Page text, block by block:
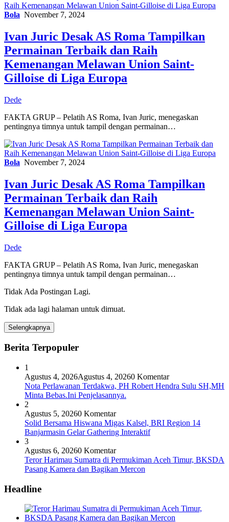
Bola November 7, 2024
Ivan Juric Desak AS Roma Tampilkan
Permainan Terbaik dan Raih
Kemenangan Melawan Union Saint-
Gilloise di Liga Europa
Dede
FAKTA GRUP – Pelatih AS Roma, Ivan Juric, menegaskan
pentingnya timnya untuk tampil dengan permainan…
Bola November 7, 2024
Ivan Juric Desak AS Roma Tampilkan
Permainan Terbaik dan Raih
Kemenangan Melawan Union Saint-
Gilloise di Liga Europa
Dede
FAKTA GRUP – Pelatih AS Roma, Ivan Juric, menegaskan
pentingnya timnya untuk tampil dengan permainan…
Tidak Ada Postingan Lagi.
Tidak ada lagi halaman untuk dimuat.
Selengkapnya
Berita Terpopuler
1
Agustus 4, 2026Agustus 4, 20260 Komentar
Nota Perlawanan Terdakwa, PH Robert Hendra Sulu SH,MH
Minta Bebas.Ini Penjelasannya.
2
Agustus 5, 20260 Komentar
Solid Bersama Hiswana Migas Kalsel, BRI Region 14
Banjarmasin Gelar Gathering Interaktif
3
Agustus 6, 20260 Komentar
Teror Harimau Sumatra di Permukiman Aceh Timur, BKSDA
Pasang Kamera dan Bagikan Mercon
Headline